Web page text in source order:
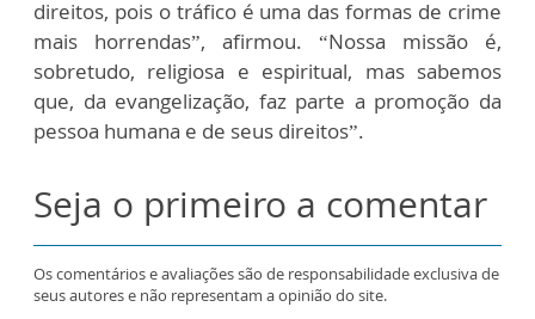
direitos, pois o tráfico é uma das formas de crime
mais horrendas”, afirmou. “Nossa missão é,
sobretudo, religiosa e espiritual, mas sabemos
que, da evangelização, faz parte a promoção da
pessoa humana e de seus direitos”.
Seja o primeiro a comentar
Os comentários e avaliações são de responsabilidade exclusiva de
seus autores e não representam a opinião do site.